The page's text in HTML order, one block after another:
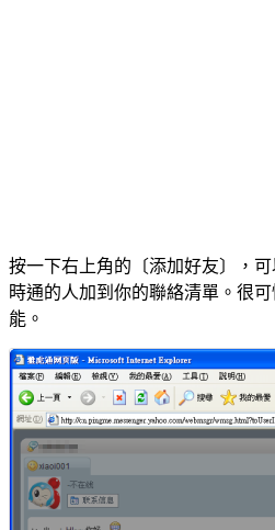
按一下右上角的〔添加好友〕，
時通的人加到你的聯絡清單。很
能。